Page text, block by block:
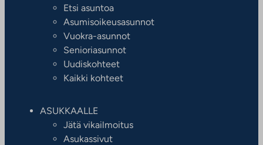
Etsi asuntoa
Asumisoikeusasunnot
Vuokra-asunnot
Senioriasunnot
Uudiskohteet
Kaikki kohteet
ASUKKAALLE
Jätä vikailmoitus
Asukassivut